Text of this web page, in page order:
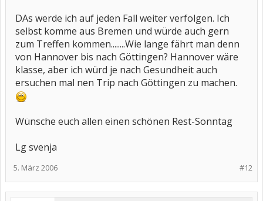
DAs werde ich auf jeden Fall weiter verfolgen. Ich
selbst komme aus Bremen und würde auch gern
zum Treffen kommen........Wie lange fährt man denn
von Hannover bis nach Göttingen? Hannover wäre
klasse, aber ich würd je nach Gesundheit auch
ersuchen mal nen Trip nach Göttingen zu machen.
Wünsche euch allen einen schönen Rest-Sonntag
Lg svenja
#12
5. März 2006